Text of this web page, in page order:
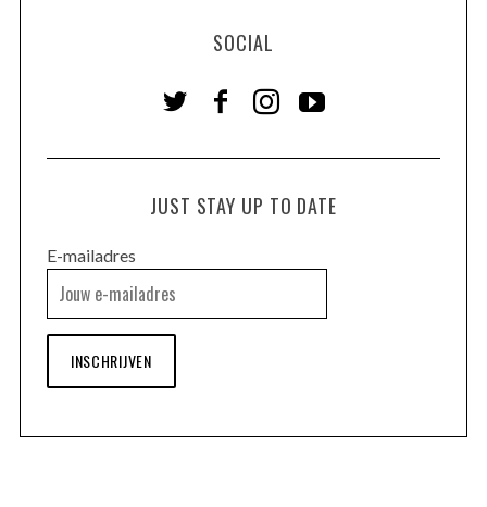
SOCIAL
JUST STAY UP TO DATE
E-mailadres
INSCHRIJVEN